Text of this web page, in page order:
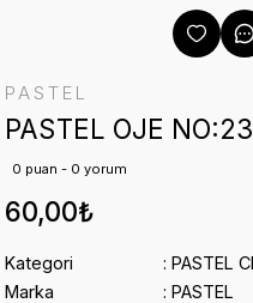
PASTEL
PASTEL OJE
0 puan - 0 yorum
60,00₺
Kategori
PASTEL
Marka
PASTEL